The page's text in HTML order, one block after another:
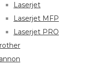
Laserjet
Laserjet MFP
Laserjet PRO